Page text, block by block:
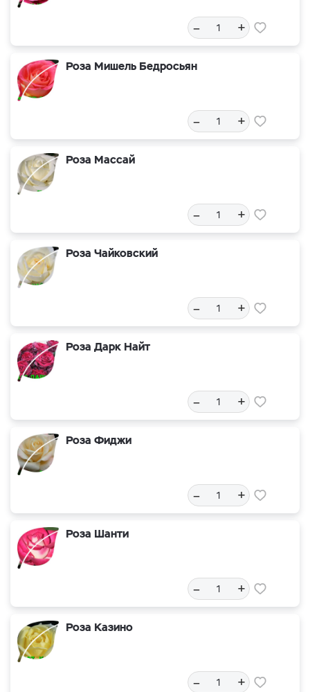
– +
Роза Мишель Бедросьян
– +
Роза Массай
– +
Роза Чайковский
– +
Роза Дарк Найт
– +
Роза Фиджи
– +
Роза Шанти
– +
Роза Казино
– +